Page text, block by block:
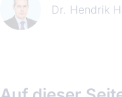
Dr. Hendrik